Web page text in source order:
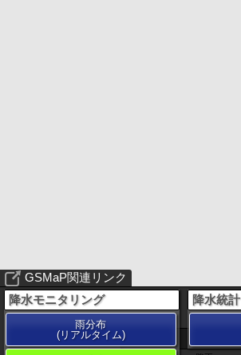
200 km
GSMaP関連リンク
降水モニタリング
雨分布
(リアルタイム)
降水統計